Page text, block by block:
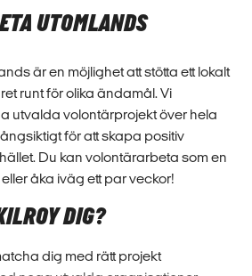
UTOMLANDS
är en möjlighet att stötta ett lokalt
runt för olika ändamål. Vi
utvalda volontärprojekt över hela
för att skapa positiv
Du kan volontärarbeta som en
åka iväg ett par veckor!
DIG?
dig med rätt projekt